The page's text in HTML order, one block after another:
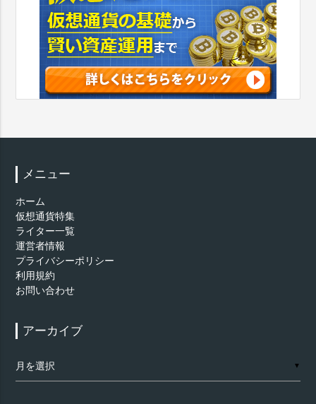
メニュー
ホーム
仮想通貨特集
ライター一覧
運営者情報
プライバシーポリシー
利用規約
お問い合わせ
アーカイブ
ー
▼